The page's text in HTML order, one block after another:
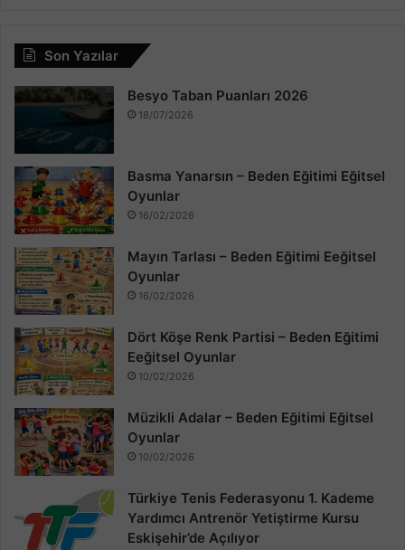
Son Yazılar
Besyo Taban Puanları 2026
18/07/2026
Basma Yanarsın – Beden Eğitimi Eğitsel
Oyunlar
16/02/2026
Mayın Tarlası – Beden Eğitimi Eeğitsel
Oyunlar
16/02/2026
Dört Köşe Renk Partisi – Beden Eğitimi
Eeğitsel Oyunlar
10/02/2026
Müzikli Adalar – Beden Eğitimi Eğitsel
Oyunlar
10/02/2026
Türkiye Tenis Federasyonu 1. Kademe
Yardımcı Antrenör Yetiştirme Kursu
Eskişehir’de Açılıyor